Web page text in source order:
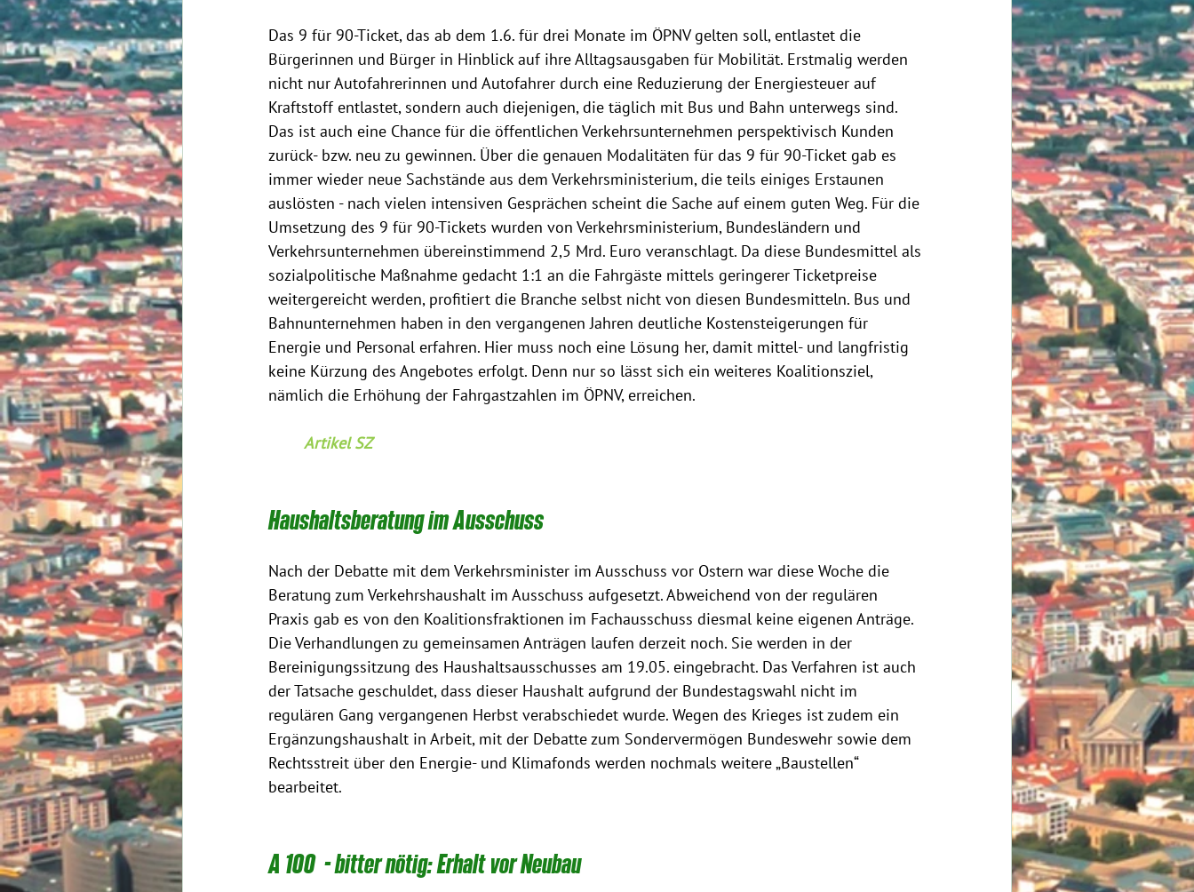
Das 9 für 90-Ticket, das ab dem 1.6. für drei Monate im ÖPNV gelten soll, entlastet die
Bürgerinnen und Bürger in Hinblick auf ihre Alltagsausgaben für Mobilität. Erstmalig werden
nicht nur Autofahrerinnen und Autofahrer durch eine Reduzierung der Energiesteuer auf
Kraftstoff entlastet, sondern auch diejenigen, die täglich mit Bus und Bahn unterwegs sind.
Das ist auch eine Chance für die öffentlichen Verkehrsunternehmen perspektivisch Kunden
zurück- bzw. neu zu gewinnen. Über die genauen Modalitäten für das 9 für 90-Ticket gab es
immer wieder neue Sachstände aus dem Verkehrsministerium, die teils einiges Erstaunen
auslösten - nach vielen intensiven Gesprächen scheint die Sache auf einem guten Weg. Für die
Umsetzung des 9 für 90-Tickets wurden von Verkehrsministerium, Bundesländern und
Verkehrsunternehmen übereinstimmend 2,5 Mrd. Euro veranschlagt. Da diese Bundesmittel als
sozialpolitische Maßnahme gedacht 1:1 an die Fahrgäste mittels geringerer Ticketpreise
weitergereicht werden, profitiert die Branche selbst nicht von diesen Bundesmitteln. Bus und
Bahnunternehmen haben in den vergangenen Jahren deutliche Kostensteigerungen für
Energie und Personal erfahren. Hier muss noch eine Lösung her, damit mittel- und langfristig
keine Kürzung des Angebotes erfolgt. Denn nur so lässt sich ein weiteres Koalitionsziel,
nämlich die Erhöhung der Fahrgastzahlen im ÖPNV, erreichen.
Artikel SZ
Haushaltsberatung im Ausschuss
Nach der Debatte mit dem Verkehrsminister im Ausschuss vor Ostern war diese Woche die
Beratung zum Verkehrshaushalt im Ausschuss aufgesetzt. Abweichend von der regulären
Praxis gab es von den Koalitionsfraktionen im Fachausschuss diesmal keine eigenen Anträge.
Die Verhandlungen zu gemeinsamen Anträgen laufen derzeit noch. Sie werden in der
Bereinigungssitzung des Haushaltsausschusses am 19.05. eingebracht. Das Verfahren ist auch
der Tatsache geschuldet, dass dieser Haushalt aufgrund der Bundestagswahl nicht im
regulären Gang vergangenen Herbst verabschiedet wurde. Wegen des Krieges ist zudem ein
Ergänzungshaushalt in Arbeit, mit der Debatte zum Sondervermögen Bundeswehr sowie dem
Rechtsstreit über den Energie- und Klimafonds werden nochmals weitere „Baustellen“
bearbeitet.
A 100  - bitter nötig: Erhalt vor Neubau